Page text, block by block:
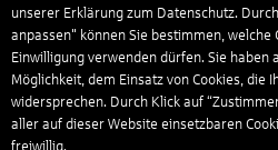
unserer Erklärung zum Datenschutz.
anpassen" können Sie bestimmen, welche
Einwilligung verwenden dürfen. Sie haben
Möglichkeit, dem Einsatz von Cookies, die
widersprechen. Durch Klick auf
aller auf dieser Website einsetzbaren
freiwillig.